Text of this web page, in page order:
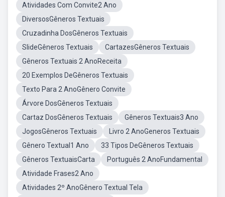
Atividades Com Convite2 Ano
DiversosGêneros Textuais
Cruzadinha DosGêneros Textuais
SlideGêneros Textuais
CartazesGêneros Textuais
Gêneros Textuais 2 AnoReceita
20 Exemplos DeGêneros Textuais
Texto Para 2 AnoGênero Convite
Árvore DosGêneros Textuais
Cartaz DosGêneros Textuais
Gêneros Textuais3 Ano
JogosGêneros Textuais
Livro 2 AnoGeneros Textuais
Gênero Textual1 Ano
33 Tipos DeGêneros Textuais
Gêneros TextuaisCarta
Português 2 AnoFundamental
Atividade Frases2 Ano
Atividades 2º AnoGênero Textual Tela